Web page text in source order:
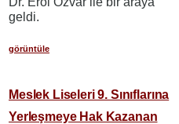
geldi.
görüntüle
Meslek Liseleri 9. Sınıflarına
Yerleşmeye Hak Kazanan